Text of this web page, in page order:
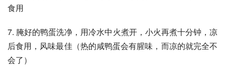
食用
7. 腌好的鸭蛋洗净，用冷水中火煮开，小火再煮十分钟，凉
后食用，风味最佳（热的咸鸭蛋会有腥味，而凉的就完全不
会了）